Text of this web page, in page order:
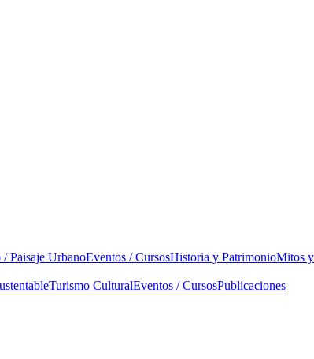
Paisaje UrbanoEventos / CursosHistoria y PatrimonioMitos
Turismo CulturalEventos / CursosPublicaciones